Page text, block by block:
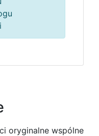
oryginalne wspólne